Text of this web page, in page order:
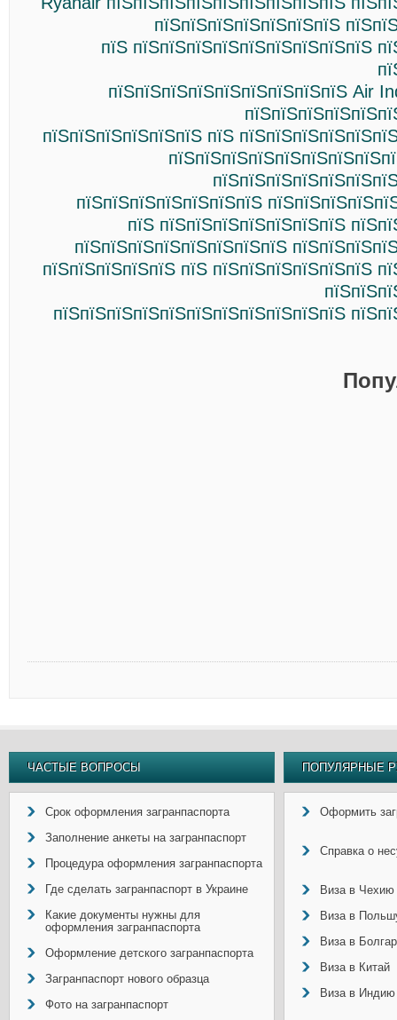
пїЅпїЅпїЅпїЅпїЅпїЅпїЅ
пїЅ пїЅпїЅпїЅпїЅпїЅпїЅпїЅпїЅпїЅ
пїЅпїЅпїЅпїЅпїЅпїЅпїЅпїЅпїЅ Air
пїЅпїЅпїЅпїЅпїЅпїЅ пїЅ
пїЅпїЅпїЅпїЅпїЅпїЅпїЅ
пїЅ пїЅпїЅпїЅпїЅпїЅпїЅпїЅ
пїЅпїЅпїЅпїЅпїЅпїЅпїЅпїЅ
пїЅпїЅпїЅпїЅпїЅ пїЅ пїЅпїЅпїЅпїЅпїЅпїЅ
пїЅпїЅпїЅпїЅпїЅпїЅпїЅпїЅпїЅпїЅпїЅ
ЧАСТЫЕ ВОПРОСЫ
Срок оформления загранпаспорта
Заполнение анкеты на загранпаспорт
Процедура оформления загранпаспорта
Где сделать загранпаспорт в Украине
Какие документы нужны для
оформления загранпаспорта
Оформление детского загранпаспорта
Загранпаспорт нового образца
Фото на загранпаспорт
ПОПУЛЯРНЫЕ
Оформить
Справка о
Виза в Чехию
Виза в
Виза в
Виза в Китай
Виза в Индию